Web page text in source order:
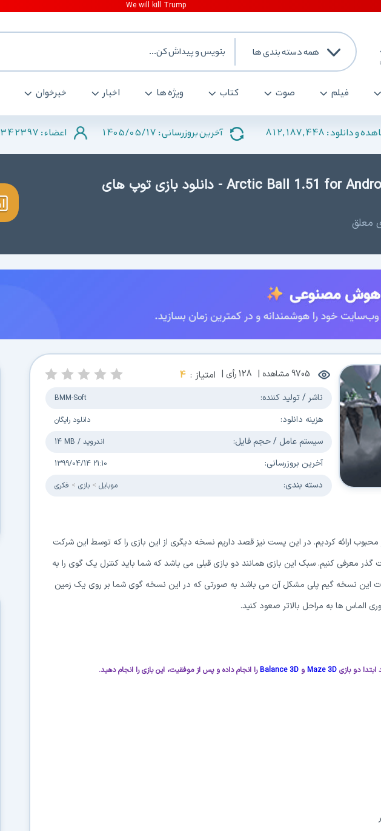
همه دسته بندی ها
فیلم صوت کتاب ویژه ها اخبار خبرخوان
و دانلود : 812,187,448 آخرین بروزرسانی : 1405/05/17 اعضاء : 342397
دانلود Arctic Ball 1.51 for Android +2.3 - دانلود بازی توپ های
معلق
9705مشاهده | 128رأی | امتیاز : 4
ناشر / تولید کننده: BMM-Soft
هزینه دانلود: دانلود رایگان
سیستم عامل / حجم فایل: 14 MB / اندروید
آخرین بروزرسانی: 1399/04/14 21:10
دسته بندی: موبایل بازی فکری
محبوب ارائه کردیم. در این پست نیز قصد داریم نسخه دیگری از این بازی را که توسط این شرکت
گذر معرفی کنیم. سبک این بازی همانند دو بازی قبلی می باشد که شما باید کنترل یک گوی را به
این نسخه گیم پلی مشکل آن می باشد به صورتی که در این نسخه گوی شما بر روی یک زمین
الماس ها به مراحل بالاتر صعود کنید.
دو بازی Maze 3D و Balance 3Dرا انجام داده و پس از موفقیت، این بازی را انجام دهید.